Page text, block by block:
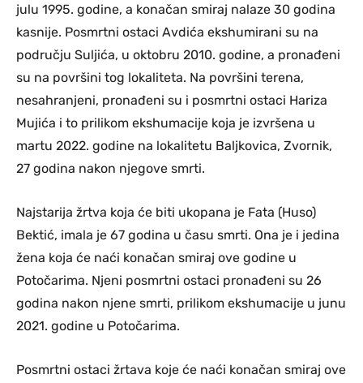
julu 1995. godine, a konačan smiraj nalaze 30 godina
kasnije. Posmrtni ostaci Avdića ekshumirani su na
području Suljića, u oktobru 2010. godine, a pronađeni
su na površini tog lokaliteta. Na površini terena,
nesahranjeni, pronađeni su i posmrtni ostaci Hariza
Mujića i to prilikom ekshumacije koja je izvršena u
martu 2022. godine na lokalitetu Baljkovica, Zvornik,
27 godina nakon njegove smrti.
Najstarija žrtva koja će biti ukopana je Fata (Huso)
Bektić, imala je 67 godina u času smrti. Ona je i jedina
žena koja će naći konačan smiraj ove godine u
Potočarima. Njeni posmrtni ostaci pronađeni su 26
godina nakon njene smrti, prilikom ekshumacije u junu
2021. godine u Potočarima.
Posmrtni ostaci žrtava koje će naći konačan smiraj ove